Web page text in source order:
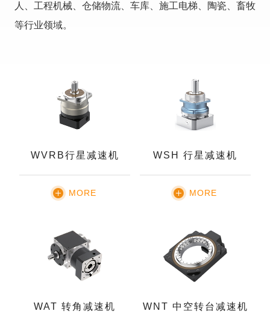
人、工程机械、仓储物流、车库、施工电梯、陶瓷、畜牧
等行业领域。
WVRB行星减速机
MORE
WSH 行星减速机
MORE
WAT 转角减速机 WNT 中空转台减速机